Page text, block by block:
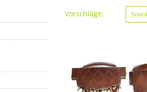
Vorschläge: